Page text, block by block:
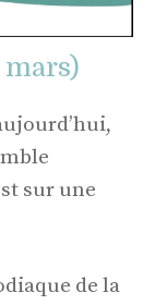
mars)
sur une
de la